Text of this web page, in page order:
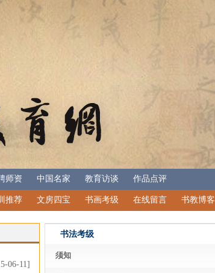
师资 中国名家 教育访谈 作品点评
推荐 文房四宝 书画考级 在线留言 书教博客
06-11]
书法考级
须知